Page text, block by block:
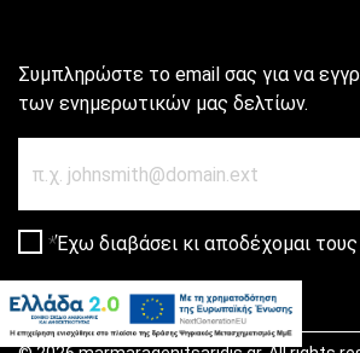
Συμπληρώστε το email σας για να
των ενημερωτικών μας δελτίων.
Έχω διαβάσει κι αποδέχομαι τους